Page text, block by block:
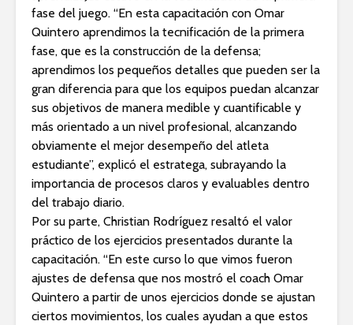
fase del juego. “En esta capacitación con Omar
Quintero aprendimos la tecnificación de la primera
fase, que es la construcción de la defensa;
aprendimos los pequeños detalles que pueden ser la
gran diferencia para que los equipos puedan alcanzar
sus objetivos de manera medible y cuantificable y
más orientado a un nivel profesional, alcanzando
obviamente el mejor desempeño del atleta
estudiante”, explicó el estratega, subrayando la
importancia de procesos claros y evaluables dentro
del trabajo diario.
Por su parte, Christian Rodríguez resaltó el valor
práctico de los ejercicios presentados durante la
capacitación. “En este curso lo que vimos fueron
ajustes de defensa que nos mostró el coach Omar
Quintero a partir de unos ejercicios donde se ajustan
ciertos movimientos, los cuales ayudan a que estos